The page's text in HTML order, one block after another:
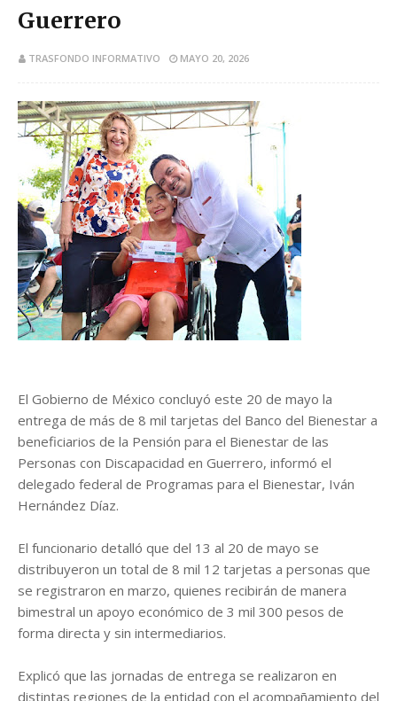
Guerrero
TRASFONDO INFORMATIVO MAYO 20, 2026
El Gobierno de México concluyó este 20 de mayo la
entrega de más de 8 mil tarjetas del Banco del Bienestar a
beneficiarios de la Pensión para el Bienestar de las
Personas con Discapacidad en Guerrero, informó el
delegado federal de Programas para el Bienestar, Iván
Hernández Díaz.
El funcionario detalló que del 13 al 20 de mayo se
distribuyeron un total de 8 mil 12 tarjetas a personas que
se registraron en marzo, quienes recibirán de manera
bimestral un apoyo económico de 3 mil 300 pesos de
forma directa y sin intermediarios.
Explicó que las jornadas de entrega se realizaron en
distintas regiones de la entidad con el acompañamiento del